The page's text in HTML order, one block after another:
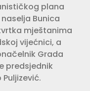
plana
Bunica
mještanima
vijećnici, a
Grada
predsjednik